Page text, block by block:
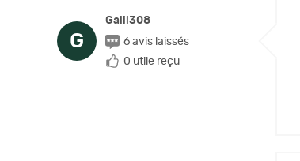
G
Galil308
6 avis laissés
0 utile reçu